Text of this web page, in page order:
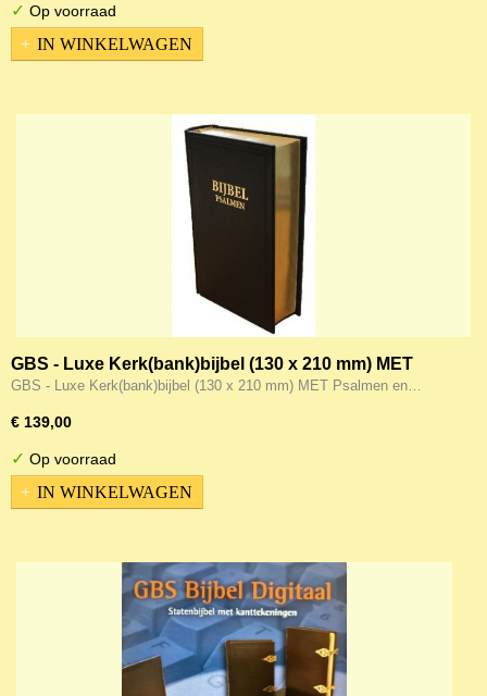
✓ Op voorraad
IN WINKELWAGEN
GBS - Luxe Kerk(bank)bijbel (130 x 210 mm) MET
Psalmen en Formulieren, goudsnee
GBS - Luxe Kerk(bank)bijbel (130 x 210 mm) MET Psalmen en…
€ 139,00
✓ Op voorraad
IN WINKELWAGEN